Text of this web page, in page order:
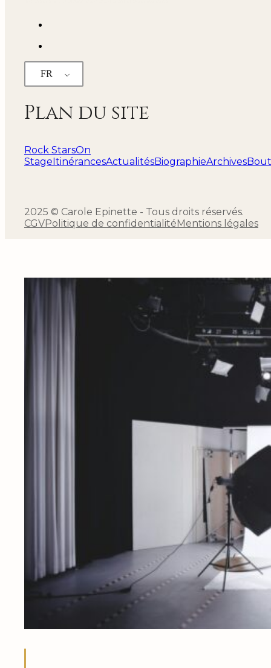
FR
Plan du site
Rock StarsOn
StageItinérancesActualitésBiographieArchives
2025 © Carole Epinette - Tous droits réservés.
CGVPolitique de confidentialitéMentions légales